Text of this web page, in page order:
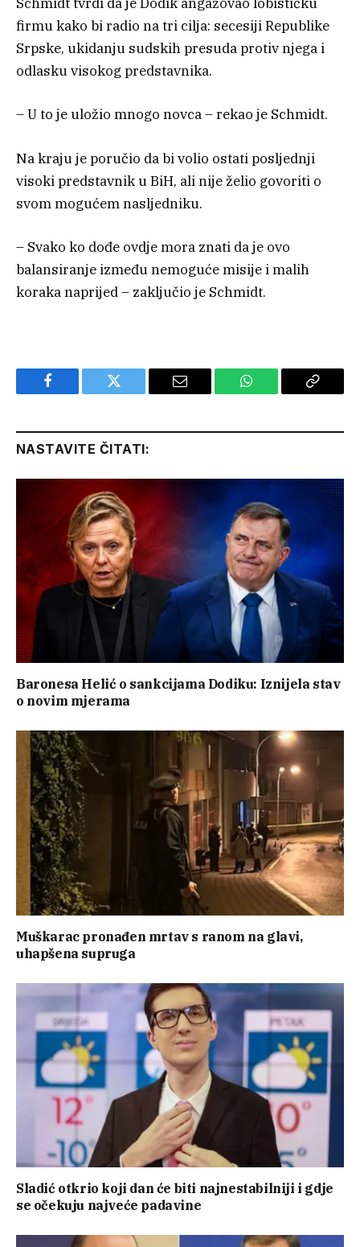
firmu kako bi radio na tri cilja: secesiji Republike
Srpske, ukidanju sudskih presuda protiv njega i
odlasku visokog predstavnika.
– U to je uložio mnogo novca – rekao je Schmidt.
Na kraju je poručio da bi volio ostati posljednji
visoki predstavnik u BiH, ali nije želio govoriti o
svom mogućem nasljedniku.
– Svako ko dođe ovdje mora znati da je ovo
balansiranje između nemoguće misije i malih
koraka naprijed – zaključio je Schmidt.
Facebook Twitter Email WhatsApp Copy
NASTAVITE ČITATI:
Baronesa Helić o sankcijama Dodiku: Iznijela stav
o novim mjerama
Muškarac pronađen mrtav s ranom na glavi,
uhapšena supruga
Sladić otkrio koji dan će biti najnestabilniji i gdje
se očekuju najveće padavine